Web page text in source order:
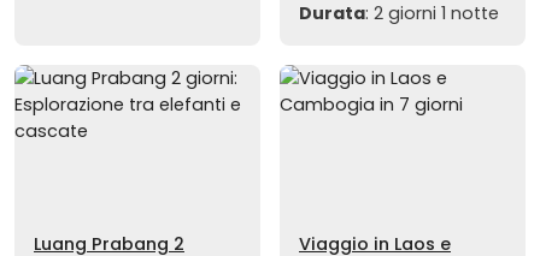
Durata: 2 giorni 1 notte
Luang Prabang 2
Viaggio in Laos e